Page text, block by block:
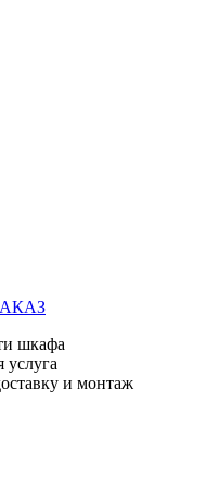
шкафа
услуга
и монтаж